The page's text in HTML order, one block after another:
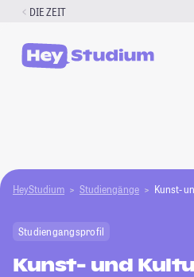
Zum
springen
DIE ZEIT
HeyStudium Studiengänge Kunst-
Studiengangsprofil
Kunst- und